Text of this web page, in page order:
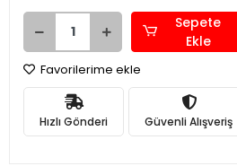
Sepete
Ekle
Favorilerime ekle
Hızlı Gönderi Güvenli Alışveriş